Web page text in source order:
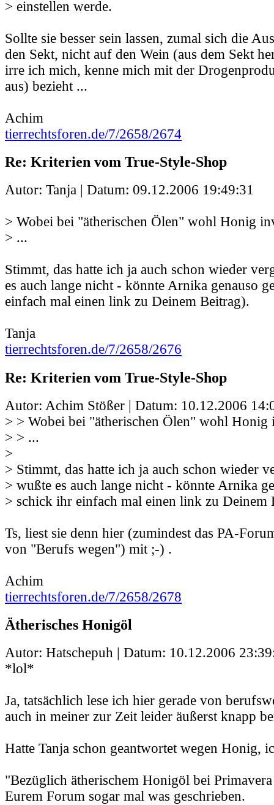
> einstellen werde.
Sollte sie besser sein lassen, zumal sich die
den Sekt, nicht auf den Wein (aus dem Sekt
irre ich mich, kenne mich mit der
aus) bezieht ...
Achim
tierrechtsforen.de/7/2658/2674
Re: Kriterien vom True-Style-Shop
Autor: Tanja | Datum: 09.12.2006 19:49:31
> Wobei bei "ätherischen Ölen" wohl Honig
> ...
Stimmt, das hatte ich ja auch schon wieder
es auch lange nicht - könnte Arnika genauso
einfach mal einen link zu Deinem Beitrag).
Tanja
tierrechtsforen.de/7/2658/2676
Re: Kriterien vom True-Style-Shop
Autor: Achim Stößer | Datum: 10.12.2006
> > Wobei bei "ätherischen Ölen" wohl
> > ...
>
> Stimmt, das hatte ich ja auch schon wieder
> wußte es auch lange nicht - könnte Arnika
> schick ihr einfach mal einen link zu Deinem
Ts, liest sie denn hier (zumindest das PA-
von "Berufs wegen") mit ;-) .
Achim
tierrechtsforen.de/7/2658/2678
Ätherisches Honigöl
Autor: Hatschepuh | Datum: 10.12.2006
*lol*
Ja, tatsächlich lese ich hier gerade von
auch in meiner zur Zeit leider äußerst knapp
Hatte Tanja schon geantwortet wegen Honig,
"Bezüglich ätherischem Honigöl bei
Eurem Forum sogar mal was geschrieben.